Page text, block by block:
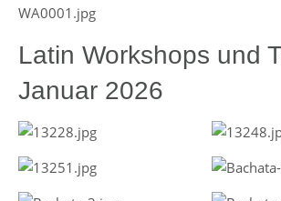
Latin Workshops und
Januar 2026